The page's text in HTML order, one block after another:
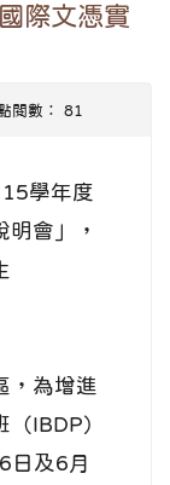
際文憑實
閱數： 81
學年度
會」，
，為增進
IBDP）
日及6月